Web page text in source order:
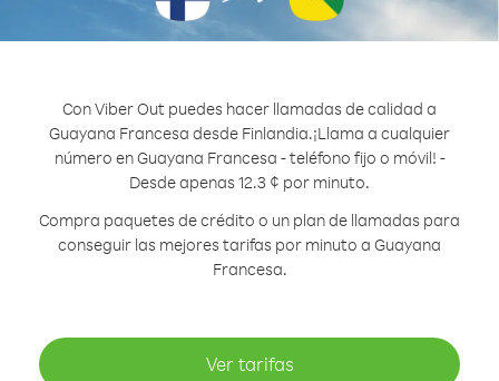
Con Viber Out puedes hacer llamadas de calidad a
Guayana Francesa desde Finlandia.¡Llama a cualquier
número en Guayana Francesa - teléfono fijo o móvil! -
Desde apenas 12.3 ¢ por minuto.
Compra paquetes de crédito o un plan de llamadas para
conseguir las mejores tarifas por minuto a Guayana
Francesa.
Ver tarifas